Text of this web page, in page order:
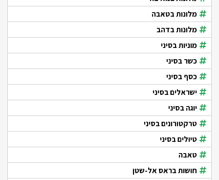
מלונות בטאבה
מלונות בדהב
מוניות בסיני
כשר בסיני
כסף בסיני
ישראלים בסיני
יוגה בסיני
טרקטורונים בסיני
טיולים בסיני
טאבה
חושות בראס אל-שטן